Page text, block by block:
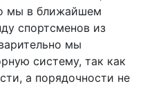
мы в ближайшем
спортсменов из
мы
систему, так как
а порядочности не